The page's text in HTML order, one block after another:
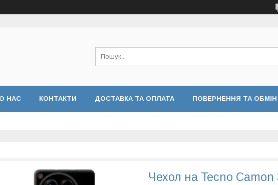
НАС КОНТАКТИ ДОСТАВКА ТА ОПЛАТА ПОВЕРНЕННЯ ТА
Чехол на Tecno